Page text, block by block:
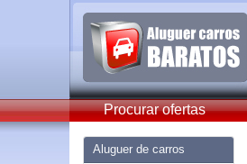
Procurar ofertas
Aluguer de carros